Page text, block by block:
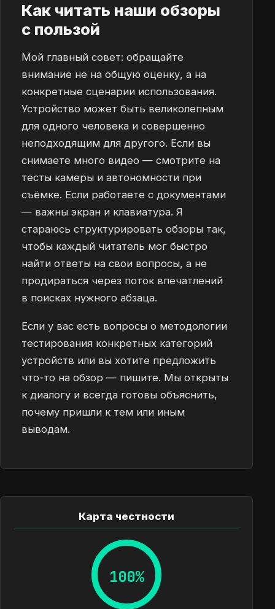
Как читать наши обзоры
с пользой
Мой главный совет: обращайте
внимание не на общую оценку, а на
конкретные сценарии использования.
Устройство может быть великолепным
для одного человека и совершенно
неподходящим для другого. Если вы
снимаете много видео — смотрите на
тесты камеры и автономности при
съёмке. Если работаете с документами
— важны экран и клавиатура. Я
стараюсь структурировать обзоры так,
чтобы каждый читатель мог быстро
найти ответы на свои вопросы, а не
продираться через поток впечатлений
в поисках нужного абзаца.
Если у вас есть вопросы о методологии
тестирования конкретных категорий
устройств или вы хотите предложить
что-то на обзор — пишите. Мы открыты
к диалогу и всегда готовы объяснить,
почему пришли к тем или иным
выводам.
Карта честности
100%